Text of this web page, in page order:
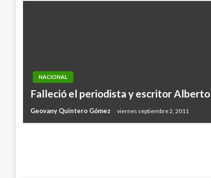
NACIONAL
Falleció el periodista y escritor
Geovany Quintero Gómez viernes septiembre 2, 2011
Fondo del ahorro atiende a